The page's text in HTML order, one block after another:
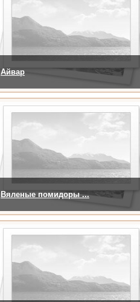
Айвар
Вяленые помидоры ...